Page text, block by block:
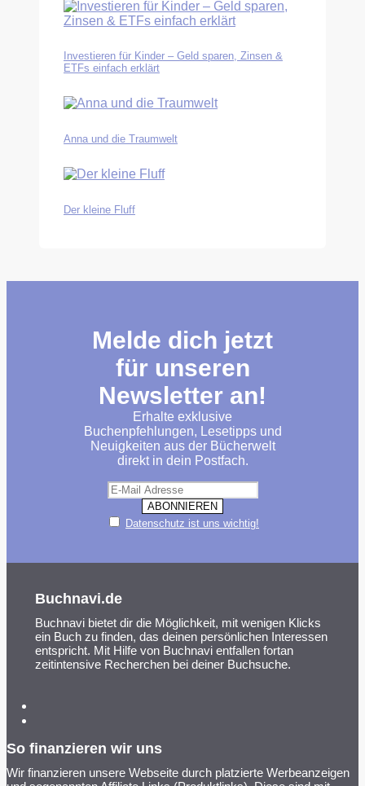
Investieren für Kinder – Geld sparen, Zinsen &
ETFs einfach erklärt
Anna und die Traumwelt
Der kleine Fluff
Melde dich jetzt
für unseren
Newsletter an!
Erhalte exklusive
Buchenpfehlungen, Lesetipps und
Neuigkeiten aus der Bücherwelt
direkt in dein Postfach.
Datenschutz ist uns wichtig!
Buchnavi.de
Buchnavi bietet dir die Möglichkeit, mit wenigen Klicks
ein Buch zu finden, das deinen persönlichen Interessen
entspricht. Mit Hilfe von Buchnavi entfallen fortan
zeitintensive Recherchen bei deiner Buchsuche.
So finanzieren wir uns
Wir finanzieren unsere Webseite durch platzierte Werbeanzeigen